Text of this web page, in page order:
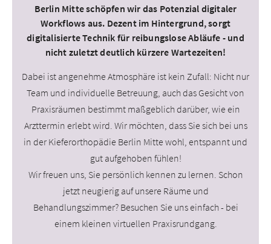
Berlin Mitte schöpfen wir das Potenzial digitaler
Workflows aus. Dezent im Hintergrund, sorgt
digitalisierte Technik für reibungslose Abläufe - und
nicht zuletzt deutlich kürzere Wartezeiten!
Dabei ist angenehme Atmosphäre ist kein Zufall: Nicht nur
Team und individuelle Betreuung, auch das Gesicht von
Praxisräumen bestimmt maßgeblich darüber, wie ein
Arzttermin erlebt wird. Wir möchten, dass Sie sich bei uns
in der Kieferorthopädie Berlin Mitte wohl, entspannt und
gut aufgehoben fühlen!
Wir freuen uns, Sie persönlich kennen zu lernen. Schon
jetzt neugierig auf unsere Räume und
Behandlungszimmer? Besuchen Sie uns einfach - bei
einem kleinen virtuellen Praxisrundgang.